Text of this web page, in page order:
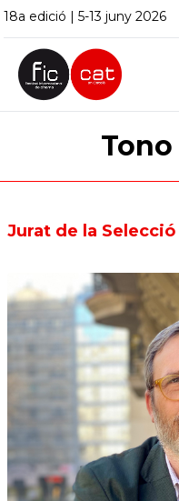
18a edició | 5-13 juny 2026
Jurat de la